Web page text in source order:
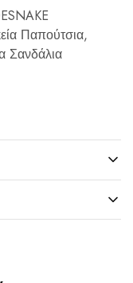
Παπούτσια,
Σανδάλια